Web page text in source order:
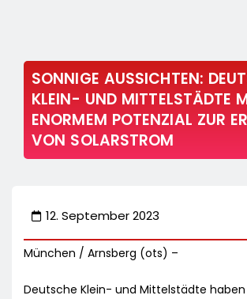
SONNIGE AUSSICHTEN:
KLEIN- UND MITTELSTÄDTE
ENORMEM POTENZIAL ZUR
VON SOLARSTROM
12. September 2023
München / Arnsberg (ots) –
Deutsche Klein- und Mittelstädte haben